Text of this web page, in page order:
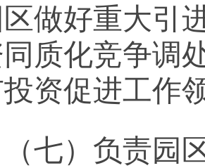
区做好重大引
质化竞争调
资促进工作
（七）负责园